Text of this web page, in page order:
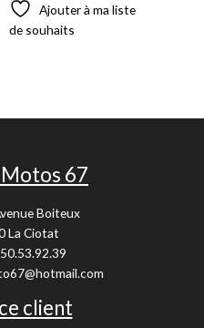
Ajouter à ma liste
de souhaits
Motos 67
Boiteux
La Ciotat
client